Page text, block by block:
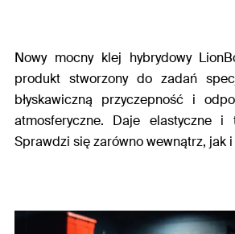
Nowy mocny klej hybrydowy
produkt stworzony do zadań
błyskawiczną przyczepność i
atmosferyczne. Daje elastyczne i
Sprawdzi się zarówno wewnątrz, jak